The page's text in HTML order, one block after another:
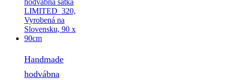
Handmade
hodvábna